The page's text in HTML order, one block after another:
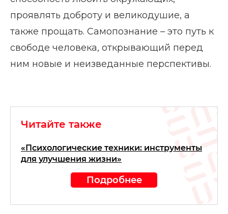
проявлять доброту и великодушие, а
также прощать. Самопознание – это путь к
свободе человека, открывающий перед
ним новые и неизведанные перспективы.
Читайте также
«Психологические техники: инструменты
для улучшения жизни»
Подробнее